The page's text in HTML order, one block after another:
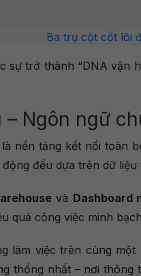
Ba trụ cột cốt lõi
sự trở thành “DNA vận
– Ngôn ngữ
nền tảng kết nối toàn
đều dựa trên dữ
và Dashboard
quả công việc minh
làm việc trên cùng
thống nhất – nơi